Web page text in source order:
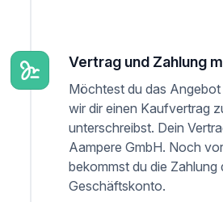
Vertrag und Zahlung
Möchtest du das
wir dir einen Kaufvertrag
unterschreibst. Dein
Aampere GmbH. Noch
bekommst du die Zahlung
Geschäftskonto.